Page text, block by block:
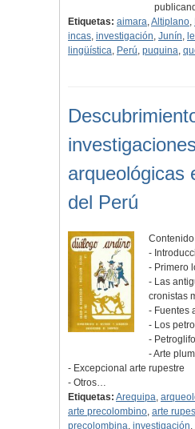
Etiquetas: aimara,Altiplano,
incas, investigación, Junín,
lingüística, Perú, puquina,
investigaciones
arqueológicas
del Perú
Contenido
-
- Primero
- Las
cronistas
- Fuentes
- Los
-
- Arte
- Excepcional arte rupestre
- Otros…
Etiquetas: Arequipa,
arte precolombino, arte
precolombina, investigación,